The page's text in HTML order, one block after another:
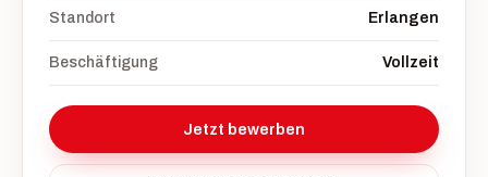
Standort Erlangen
Beschäftigung Vollzeit
Jetzt bewerben